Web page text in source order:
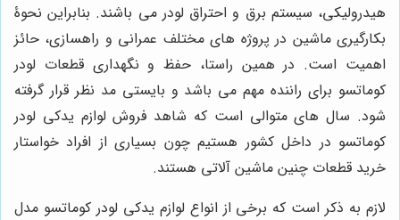
هیدرولیکی، سیستم برق و احتراق لودر می باشند. بنابراین نحوۀ
بکارگیری ماشین در پروژه های مختلف عمرانی و راهسازی، حائز
اهمیت است. در همین راستا، حفظ و نگهداری قطعات لودر
کوماتسو برای راننده مهم می باشد و بایستی مد نظر قرار گرفته
شود. سال های متوالی است که شاهد فروش لوازم یدکی لودر
کوماتسو در داخل کشور هستیم چون بسیاری از افراد خواستار
خرید قطعات چنین ماشین آلاتی هستند.
لازم به ذکر است که برخی از انواع لوازم یدکی لودر کوماتسو مدل